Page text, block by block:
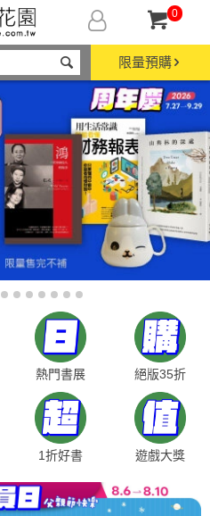
0
限量預購
熱門書展 絕版35折
1折好書 遊戲大獎